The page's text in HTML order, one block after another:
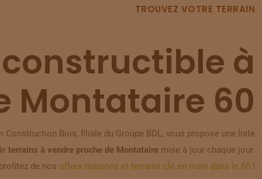
TROUVEZ VOTRE TERRAIN
à
Montataire 60
Bois, filiale du Groupe BDL, vous propose une liste
terrains à vendre proche de Montataire mise à jour chaque jour.
de nos offres maisons et terrains clé en main dans le 60 !